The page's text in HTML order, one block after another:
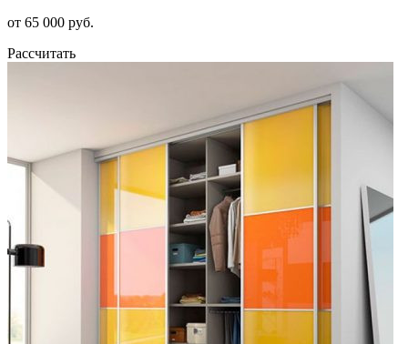
от 65 000 руб.
Рассчитать